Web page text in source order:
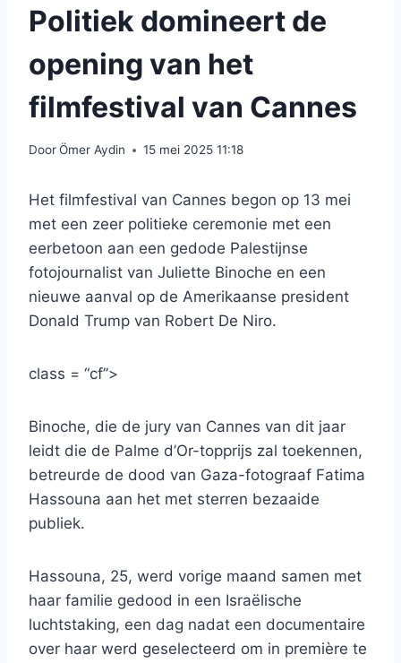
Politiek domineert de
opening van het
filmfestival van Cannes
DoorÖmer Aydin 15 mei 2025 11:18
Het filmfestival van Cannes begon op 13 mei
met een zeer politieke ceremonie met een
eerbetoon aan een gedode Palestijnse
fotojournalist van Juliette Binoche en een
nieuwe aanval op de Amerikaanse president
Donald Trump van Robert De Niro.
class = “cf”>
Binoche, die de jury van Cannes van dit jaar
leidt die de Palme d’Or-topprijs zal toekennen,
betreurde de dood van Gaza-fotograaf Fatima
Hassouna aan het met sterren bezaaide
publiek.
Hassouna, 25, werd vorige maand samen met
haar familie gedood in een Israëlische
luchtstaking, een dag nadat een documentaire
over haar werd geselecteerd om in première te